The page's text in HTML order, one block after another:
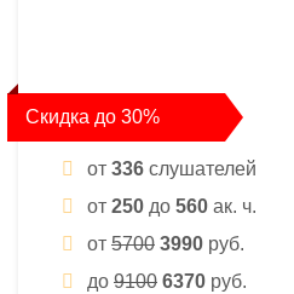
Скидка до 30%
от 336 слушателей
от 250 до 560 ак. ч.
от 5700 3990 руб.
до 9100 6370 руб.